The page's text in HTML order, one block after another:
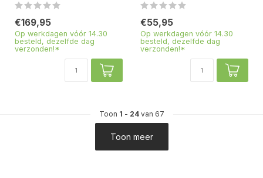
€169,95
Op werkdagen vóór 14.30
besteld, dezelfde dag
verzonden!*
€55,95
Op werkdagen vóór 14.30
besteld, dezelfde dag
verzonden!*
Toon 1 - 24van 67
Toon meer